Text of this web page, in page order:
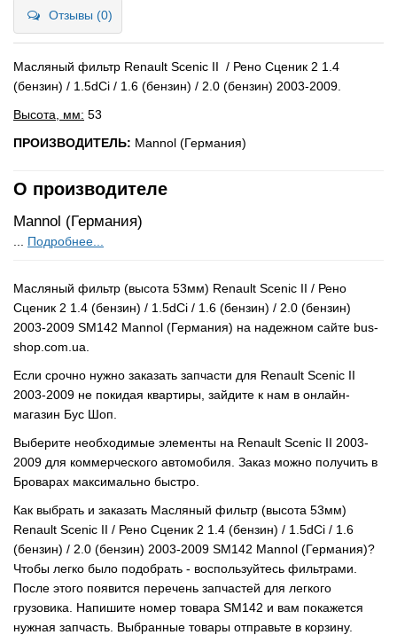
Отзывы (0)
Масляный фильтр Renault Scenic II / Рено Сценик 2 1.4
(бензин) / 1.5dCi / 1.6 (бензин) / 2.0 (бензин) 2003-2009.
Высота, мм: 53
ПРОИЗВОДИТЕЛЬ: Mannol (Германия)
О производителе
Mannol (Германия)
Подробнее...
Масляный фильтр (высота 53мм) Renault Scenic II / Рено
Сценик 2 1.4 (бензин) / 1.5dCi / 1.6 (бензин) / 2.0 (бензин)
2003-2009 SM142 Mannol (Германия) на надежном сайте bus-
shop.com.ua.
Если срочно нужно заказать запчасти для Renault Scenic II
2003-2009 не покидая квартиры, зайдите к нам в онлайн-
магазин Бус Шоп.
Выберите необходимые элементы на Renault Scenic II 2003-
2009 для коммерческого автомобиля. Заказ можно получить в
Броварах максимально быстро.
Как выбрать и заказать Масляный фильтр (высота 53мм)
Renault Scenic II / Рено Сценик 2 1.4 (бензин) / 1.5dCi / 1.6
(бензин) / 2.0 (бензин) 2003-2009 SM142 Mannol (Германия)?
Чтобы легко было подобрать - воспользуйтесь фильтрами.
После этого появится перечень запчастей для легкого
грузовика. Напишите номер товара SM142 и вам покажется
нужная запчасть. Выбранные товары отправьте в корзину.